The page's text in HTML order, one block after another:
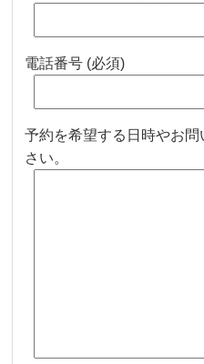
電話番号 (必須)
予約を希望する日時やお
さい。